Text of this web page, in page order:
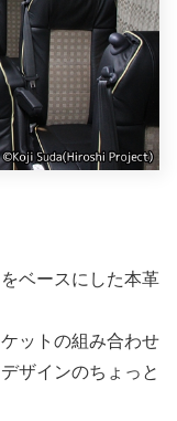
ベースにした本革
ットの組み合わせ
ザインのちょっと